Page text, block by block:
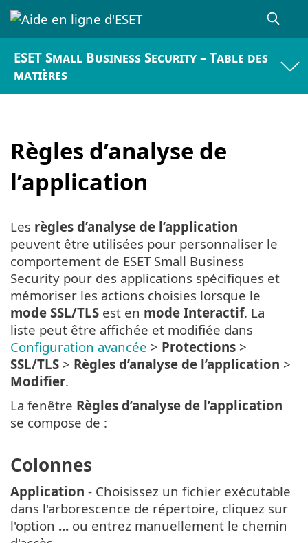
ESET Small Business Security – Table des
matières
Règles d’analyse de
l’application
Les règles d’analyse de l’application
peuvent être utilisées pour personnaliser le
comportement de ESET Small Business
Security pour des applications spécifiques et
mémoriser les actions choisies lorsque le
mode SSL/TLS est en mode Interactif. La
liste peut être affichée et modifiée dans
Configuration avancée > Protections >
SSL/TLS > Règles d’analyse de l’application >
Modifier.
La fenêtre Règles d’analyse de l’application
se compose de :
Colonnes
Application - Choisissez un fichier exécutable
dans l'arborescence de répertoire, cliquez sur
l'option ... ou entrez manuellement le chemin